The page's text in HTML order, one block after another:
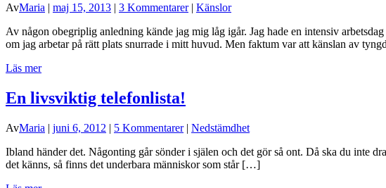
AvMaria | maj 15, 2013 | 3 Kommentarer| Känslor
Av någon obegriplig anledning kände jag mig låg igår. Jag hade en intensiv
om jag arbetar på rätt plats snurrade i mitt huvud. Men faktum var att känslan av
Läs mer
En livsviktig telefonlista!
AvMaria | juni 6, 2012 | 5 Kommentarer| Nedstämdhet
Ibland händer det. Någonting går sönder i själen och det gör så ont. Då ska du inte
det känns, så finns det underbara människor som står […]